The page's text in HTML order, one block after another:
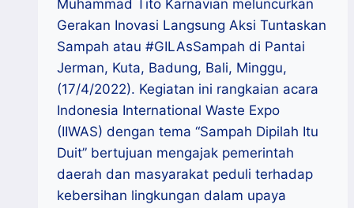
Muhammad Tito Karnavian meluncurkan
Gerakan Inovasi Langsung Aksi Tuntaskan
Sampah atau #GILAsSampah di Pantai
Jerman, Kuta, Badung, Bali, Minggu,
(17/4/2022). Kegiatan ini rangkaian acara
Indonesia International Waste Expo
(IIWAS) dengan tema “Sampah Dipilah Itu
Duit” bertujuan mengajak pemerintah
daerah dan masyarakat peduli terhadap
kebersihan lingkungan dalam upaya